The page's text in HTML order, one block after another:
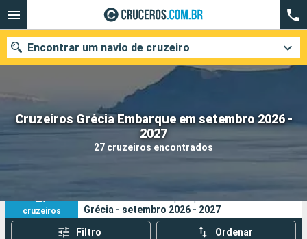
Cruzeiros Grécia Embarque em setembro 2026 -
2027
27 cruzeiros encontrados
Encontrar um navio de cruzeiro
Quando ir?
Data de partida
Pesquisar
27
cruzeiros
Grécia - setembro 2026 - 2027
Filtro Ordenar